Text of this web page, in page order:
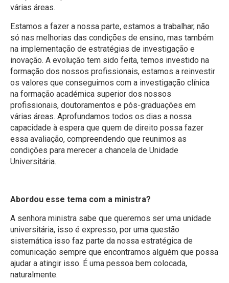
várias áreas.
Estamos a fazer a nossa parte, estamos a trabalhar, não
só nas melhorias das condições de ensino, mas também
na implementação de estratégias de investigação e
inovação. A evolução tem sido feita, temos investido na
formação dos nossos profissionais, estamos a reinvestir
os valores que conseguimos com a investigação clínica
na formação académica superior dos nossos
profissionais, doutoramentos e pós-graduações em
várias áreas. Aprofundamos todos os dias a nossa
capacidade à espera que quem de direito possa fazer
essa avaliação, compreendendo que reunimos as
condições para merecer a chancela de Unidade
Universitária.
Abordou esse tema com a ministra?
A senhora ministra sabe que queremos ser uma unidade
universitária, isso é expresso, por uma questão
sistemática isso faz parte da nossa estratégica de
comunicação sempre que encontramos alguém que possa
ajudar a atingir isso. É uma pessoa bem colocada,
naturalmente.